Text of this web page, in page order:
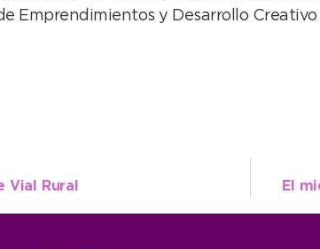
Emprendimientos y Desarrollo
Vial Rural El